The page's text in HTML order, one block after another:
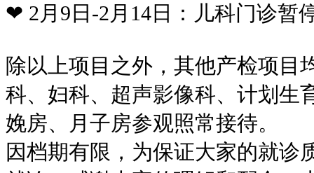
❤ 2月9日-2月14日：儿科门诊暂
除以上项目之外，其他产检项目
科、妇科、超声影像科、计划生
娩房、月子房参观照常接待。
因档期有限，为保证大家的就诊